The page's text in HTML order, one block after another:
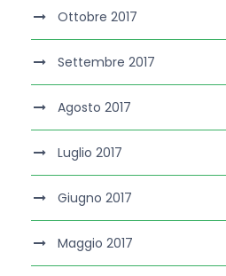
Ottobre 2017
Settembre 2017
Agosto 2017
Luglio 2017
Giugno 2017
Maggio 2017